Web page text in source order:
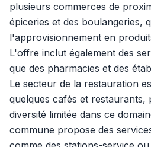
plusieurs commerces de
épiceries et des boulangeries,
l'approvisionnement en
L'offre inclut également des
que des pharmacies et des
Le secteur de la restauration
quelques cafés et restaurants,
diversité limitée dans ce
commune propose des